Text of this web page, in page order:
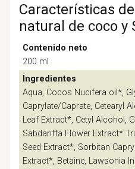
Características
natural de coco y
Contenido neto
200 ml
Ingredientes
Aqua, Cocos Nucifera oil*,
Caprylate/Caprate, Cetearyl
Leaf Extract*, Cetyl Alcohol,
Sabdariffa Flower Extract*
Seed Extract*, Sorbitan
Extract*, Betaine, Lawsonia